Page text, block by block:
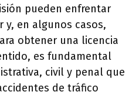
pueden enfrentar
en algunos casos,
obtener una licencia
es fundamental
civil y penal que
de tráfico